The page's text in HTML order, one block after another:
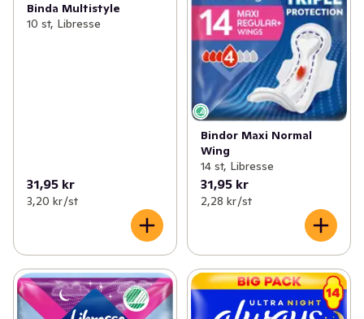
Binda Multistyle
10 st, Libresse
31,95 kr
3,20 kr /st
Bindor Maxi Normal
Wing
14 st, Libresse
31,95 kr
2,28 kr /st